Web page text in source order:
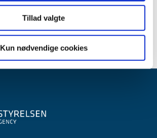
Tillad valgte
Kun nødvendige cookies